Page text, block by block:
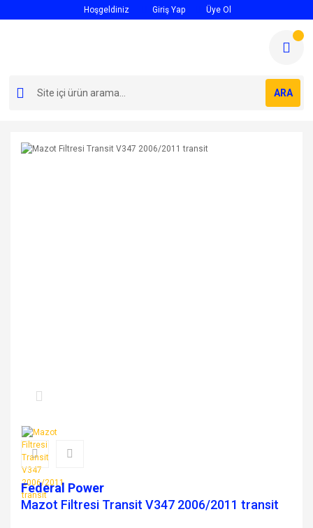
Hoşgeldiniz Giriş Yap Üye Ol
ARA
Federal Power
Mazot Filtresi Transit V347 2006/2011 transit